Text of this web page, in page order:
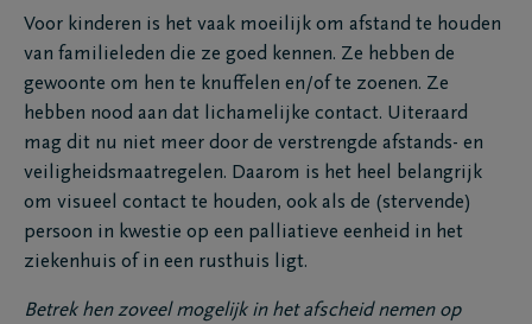
Voor kinderen is het vaak moeilijk om afstand te houden
van familieleden die ze goed kennen. Ze hebben de
gewoonte om hen te knuffelen en/of te zoenen. Ze
hebben nood aan dat lichamelijke contact. Uiteraard
mag dit nu niet meer door de verstrengde afstands- en
veiligheidsmaatregelen. Daarom is het heel belangrijk
om visueel contact te houden, ook als de (stervende)
persoon in kwestie op een palliatieve eenheid in het
ziekenhuis of in een rusthuis ligt.
Betrek hen zoveel mogelijk in het afscheid nemen op